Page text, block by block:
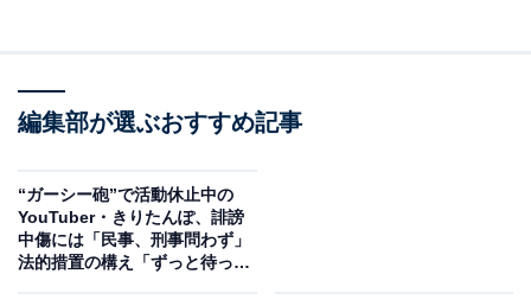
編集部が選ぶおすすめ記事
“ガーシー砲”で活動休止中の
YouTuber・きりたんぽ、誹謗
中傷には「民事、刑事問わず」
法的措置の構え「ずっと待って